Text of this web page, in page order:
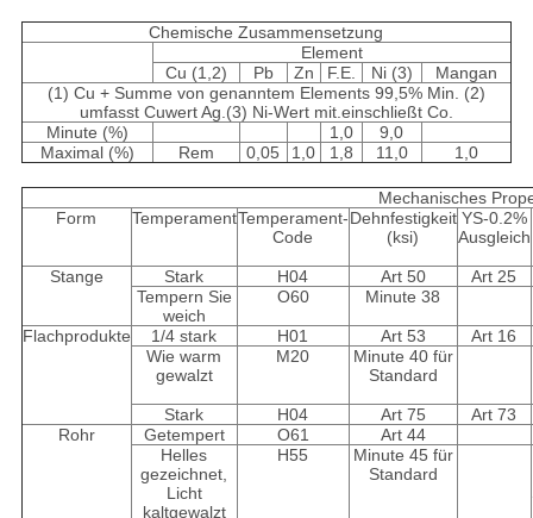
Chemische Zusammensetzung
Element
Cu (1,2)
Pb Zn F.E. Ni (3)
Mangan
(1) Cu + Summe von genanntem Elements 99,5% Min. (2)
umfasst Cuwert Ag.(3) Ni-Wert mit.einschließt Co.
Minute (%)
1,0
9,0
Maximal (%)
Rem 0,05 1,0 1,8 11,0 1,0
Mechanisches
Form
TemperamentTemperament-
Code
Dehnfestigkeit
(ksi)
YS-0.2%
Ausgleich
Stange Stark H04 Art 50
Art 25
Tempern Sie
weich
O60 Minute 38
Flachprodukte 1/4 stark H01 Art 53
Art 16
Wie warm
gewalzt
M20
Minute 40 für
Standard
Stark H04 Art 75
Art 73
Rohr
Getempert O61
Art 44
Helles
gezeichnet,
Licht
kaltgewalzt
H55
Minute 45 für
Standard